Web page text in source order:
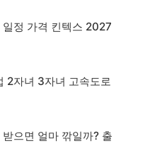
정 가격 킨텍스 2027
2자녀 3자녀 고속도로
으면 얼마 깎일까? 출